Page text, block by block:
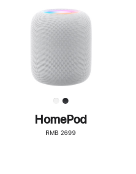
步
了
解
HomePod<
HomePod
RMB 2699